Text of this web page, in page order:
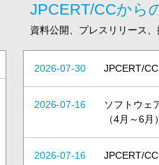
JPCERT/CCから
資料公開、プレスリリース
2026-07-30 JPCERT/
2026-07-16
ソフトウェ
（4月～6月
2026-07-16 JPCERT/